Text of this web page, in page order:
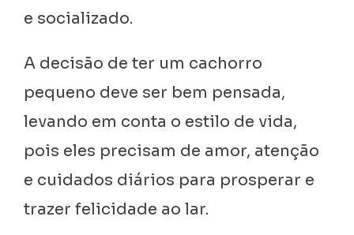
e socializado.
A decisão de ter um cachorro
pequeno deve ser bem pensada,
levando em conta o estilo de vida,
pois eles precisam de amor, atenção
e cuidados diários para prosperar e
trazer felicidade ao lar.